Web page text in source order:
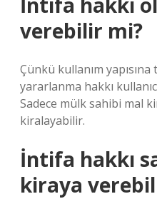
verebilir mi?
Çünkü kullanım
yararlanma hakkı
Sadece mülk sahibi mal
kiralayabilir.
İntifa hakkı
kiraya